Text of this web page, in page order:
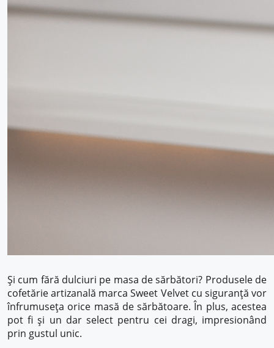
Și cum fără dulciuri pe masa de sărbători? Produsele de
cofetărie artizanală marca Sweet Velvet cu siguranță vor
înfrumuseța orice masă de sărbătoare. În plus, acestea
pot fi și un dar select pentru cei dragi, impresionând
prin gustul unic.